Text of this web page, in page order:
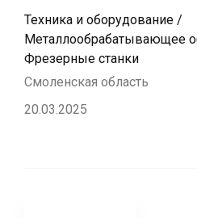
Техника и оборудование /
Металлообрабатывающее
Фрезерные станки
Смоленская область
20.03.2025